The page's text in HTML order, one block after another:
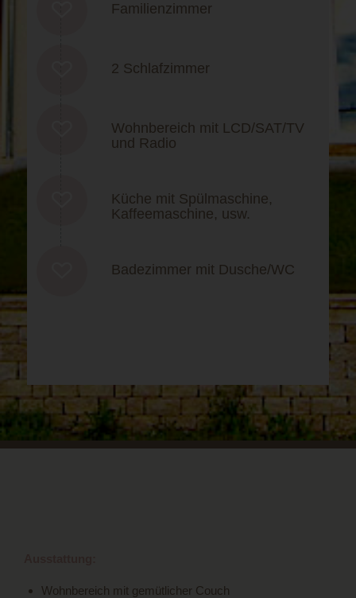
Familienzimmer
2 Schlafzimmer
Wohnbereich mit LCD/SAT/TV
und Radio
Küche mit Spülmaschine,
Kaffeemaschine, usw.
Badezimmer mit Dusche/WC
Wohnbereich mit gemütlicher Couch